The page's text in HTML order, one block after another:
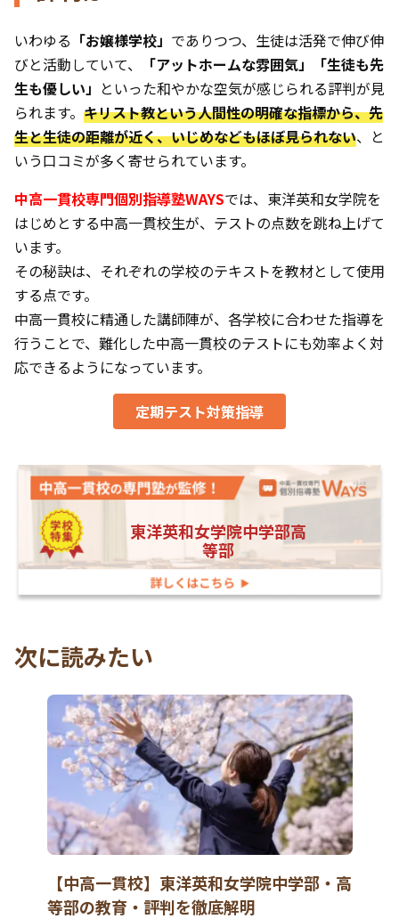
いわゆる 「お嬢様学校」 でありつつ、生徒は活発で伸び伸
びと活動していて、
「アットホームな雰囲気」「生徒も先
生も優しい」 といった和やかな空気が感じられる評判が見
られます。 キリスト教という人間性の明確な指標から、先
生と生徒の距離が近く、いじめなどもほぼ見られない、と
いう口コミが多く寄せられています。
中高一貫校専門個別指導塾WAYSでは、東洋英和女学院を
はじめとする中高一貫校生が、テストの点数を跳ね上げて
います。
その秘訣は、それぞれの学校のテキストを教材として使用
する点です。
中高一貫校に精通した講師陣が、各学校に合わせた指導を
行うことで、難化した中高一貫校のテストにも効率よく対
応できるようになっています。
定期テスト対策指導
東洋英和女学院中学部高
等部
次に読みたい
【中高一貫校】東洋英和女学院中学部・高
等部の教育・評判を徹底解明